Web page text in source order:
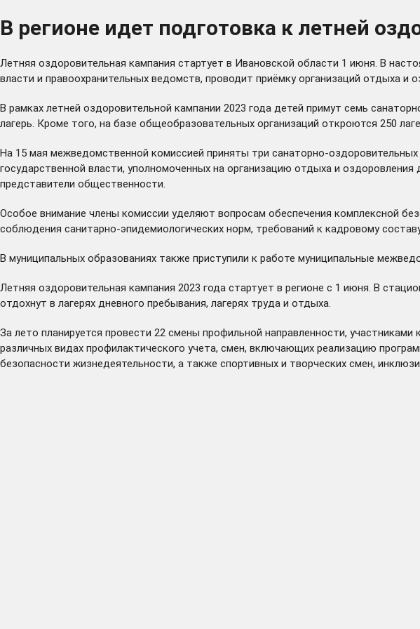
В регионе идет подготовка к летней
Летняя оздоровительная кампания стартует в Ивановской области 1 июня. В
власти и правоохранительных ведомств, проводит приёмку организаций отдыха и
В рамках летней оздоровительной кампании 2023 года детей примут семь
лагерь. Кроме того, на базе общеобразовательных организаций откроются 250
На 15 мая межведомственной комиссией приняты три санаторно-
государственной власти, уполномоченных на организацию отдыха и
представители общественности.
Особое внимание члены комиссии уделяют вопросам обеспечения комплексной
соблюдения санитарно-эпидемиологических норм, требований к кадровому составу
В муниципальных образованиях также приступили к работе муниципальные
Летняя оздоровительная кампания 2023 года стартует в регионе с 1 июня. В
отдохнут в лагерях дневного пребывания, лагерях труда и отдыха.
За лето планируется провести 22 смены профильной направленности,
различных видах профилактического учета, смен, включающих реализацию
безопасности жизнедеятельности, а также спортивных и творческих смен,